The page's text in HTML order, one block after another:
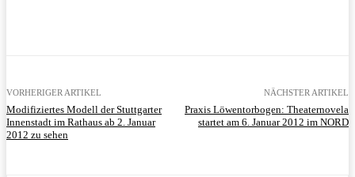
VORHERIGER ARTIKEL
Modifiziertes Modell der Stuttgarter
Innenstadt im Rathaus ab 2. Januar
2012 zu sehen
NÄCHSTER ARTIKEL
Praxis Löwentorbogen: Theaternovela
startet am 6. Januar 2012 im NORD